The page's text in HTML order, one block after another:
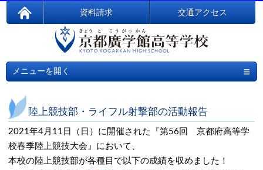
資料請求 交通アクセス
メニューを開く ≡
陸上競技部・ライフル射撃部の活動報告
2021年4月11日（日）に開催された『第56回 京都府高等学
校春季陸上競技大会』において、
本校の陸上競技部が各種目で以下の成績を収めました！